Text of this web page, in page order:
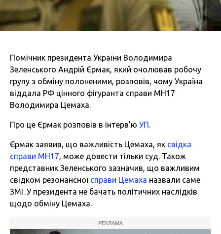
Помічник президента України Володимира
Зеленського Андрій Єрмак, який очолював робочу
групу з обміну полоненими, розповів, чому Україна
віддала РФ цінного фігуранта справи МН17
Володимира Цемаха.
Про це Єрмак розповів в інтерв'ю УП .
Єрмак заявив, що важливість Цемаха, як свідка
справи МН17, може довести тільки суд. Також
представник Зеленського зазначив, що важливим
свідком резонансної справи Цемаха назвали саме
ЗМІ. У президента не бачать політичних наслідків
щодо обміну Цемаха.
РЕКЛАМА